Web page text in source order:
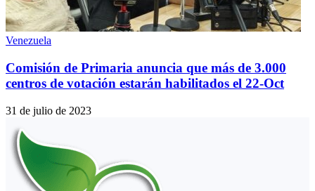
Venezuela
Comisión de Primaria anuncia que más de 3.000
centros de votación estarán habilitados el 22-Oct
31 de julio de 2023